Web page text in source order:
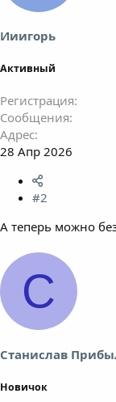
:
Ииигорь
Активный
Регистрация
Сообщения
Адрес
28 Апр 2026
#2
А теперь можно
С
Станислав
Новичок